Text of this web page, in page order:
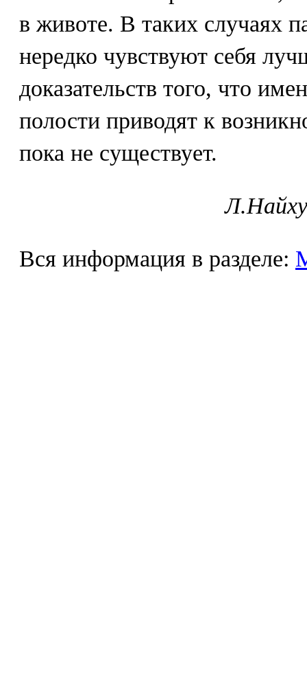
в животе. В таких случаях
нередко чувствуют себя
доказательств того, что
полости приводят к
пока не существует.
Вся информация в разделе: